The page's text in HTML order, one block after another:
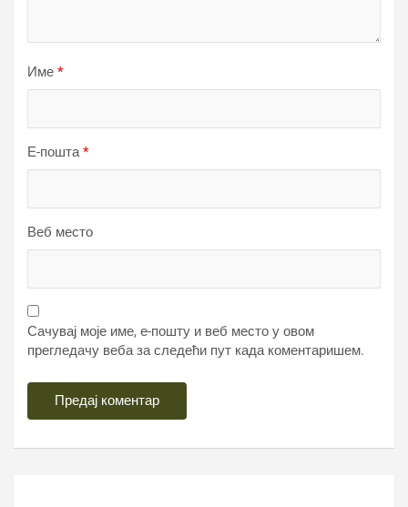
Име *
Е-пошта*
Веб место
Сачувај моје име, е-пошту и веб место у овом
прегледачу веба за следећи пут када коментаришем.